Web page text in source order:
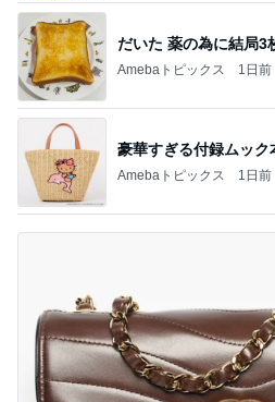
だいた 薬の為に結局3
Amebaトピックス 1日前
豪華すぎる付録ムック
Amebaトピックス 1日前